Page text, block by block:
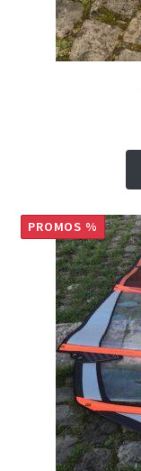
PROMOS %